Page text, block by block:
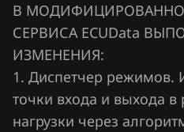
Hongqi
Howo
Hummer
В
СЕРВИСА ECUData
ИЗМЕНЕНИЯ:
1. Диспетчер режимов.
точки входа и выхода
нагрузки через